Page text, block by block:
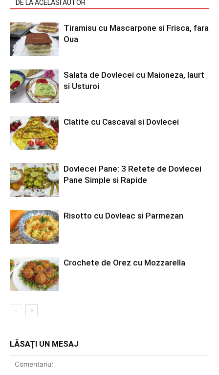
DE LA ACELASI AUTOR
Tiramisu cu Mascarpone si Frisca, fara
Oua
Salata de Dovlecei cu Maioneza, Iaurt
si Usturoi
Clatite cu Cascaval si Dovlecei
Dovlecei Pane: 3 Retete de Dovlecei
Pane Simple si Rapide
Risotto cu Dovleac si Parmezan
Crochete de Orez cu Mozzarella
LĂSAȚI UN MESAJ